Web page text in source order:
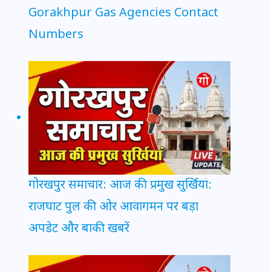
Gorakhpur Gas Agencies Contact
Numbers
गोरखपुर समाचार: आज की प्रमुख सुर्खियां:
राजघाट पुल की ओर आवागमन पर बड़ा
अपडेट और बाकी खबरें